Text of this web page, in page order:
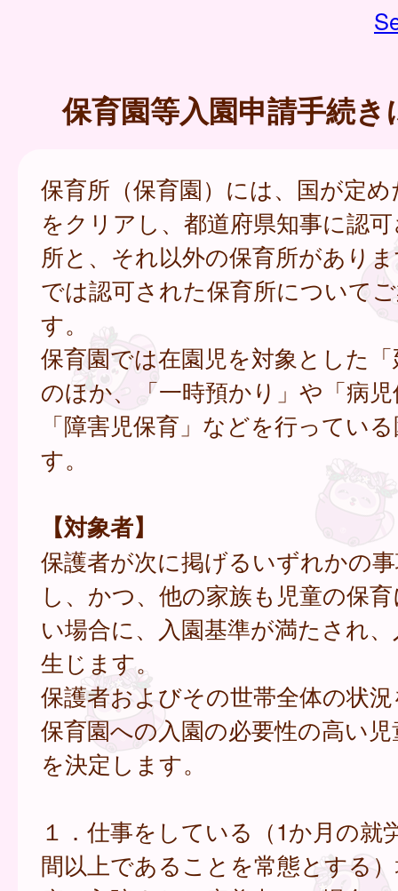
保育園等入園申請手続
保育所（保育園）には、国が定
をクリアし、都道府県知事に認
所と、それ以外の保育所があり
では認可された保育所について
す。
保育園では在園児を対象とした
のほか、「一時預かり」や「病
「障害児保育」などを行ってい
す。
【対象者】
保護者が次に掲げるいずれかの
し、かつ、他の家族も児童の保
い場合に、入園基準が満たされ
生じます。
保護者およびその世帯全体の状
保育園への入園の必要性の高い
を決定します。
１．仕事をしている（1か月の就
間以上であることを常態とする